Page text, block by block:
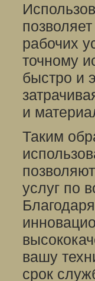
рабочих
точному
быстро и
и
Таким
услуг по
вашу
срок